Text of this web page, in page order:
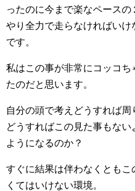
ったのに今まで楽なペース
やり全力で走らなければい
です。
私はこの事が非常にコッコ
たのだと思います。
自分の頭で考えどうすれば
どうすればこの見た事もな
ようになるのか？
すぐに結果は伴わなくとも
くてはいけない環境。